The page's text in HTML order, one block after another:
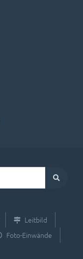
Leitbild
Foto-Einwände